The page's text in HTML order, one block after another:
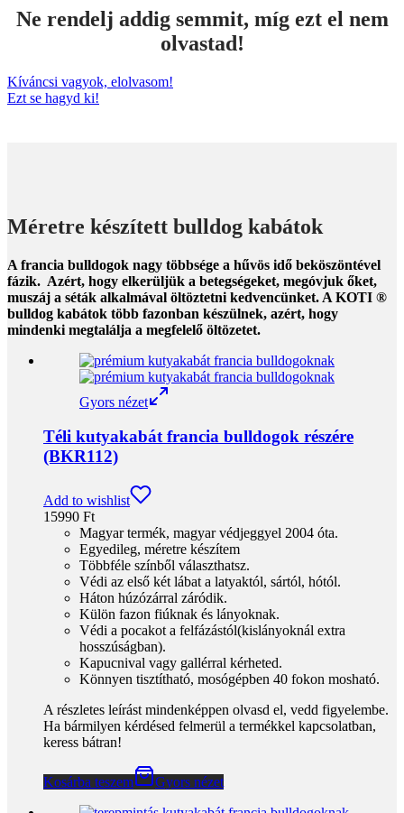
Ne rendelj addig semmit, míg ezt el nem
olvastad!
Kíváncsi vagyok, elolvasom!
Ezt se hagyd ki!
Méretre készített bulldog kabátok
A francia bulldogok nagy többsége a hűvös idő beköszöntével
fázik. Azért, hogy elkerüljük a betegségeket, megóvjuk őket,
muszáj a séták alkalmával öltöztetni kedvencünket. A KOTI ®
bulldog kabátok több fazonban készülnek, azért, hogy
mindenki megtalálja a megfelelő öltözetet.
Gyors nézet
Téli kutyakabát francia bulldogok részére
(BKR112)
Add to wishlist
15990 Ft
Magyar termék, magyar védjeggyel 2004 óta.
Egyedileg, méretre készítem
Többféle színből választhatsz.
Védi az első két lábat a latyaktól, sártól, hótól.
Háton húzózárral záródik.
Külön fazon fiúknak és lányoknak.
Védi a pocakot a felfázástól(kislányoknál extra
hosszúságban).
Kapucnival vagy gallérral kérheted.
Könnyen tisztítható, mosógépben 40 fokon mosható.
A részletes leírást mindenképpen olvasd el, vedd figyelembe.
Ha bármilyen kérdésed felmerül a termékkel kapcsolatban,
keress bátran!
Kosárba teszem Gyors nézet